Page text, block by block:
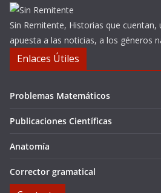
Sin Remitente, Historias que cuentan,
apuesta a las noticias, a los géneros
Enlaces Útiles
Problemas Matemáticos
Publicaciones Científicas
Anatomía
Corrector gramatical